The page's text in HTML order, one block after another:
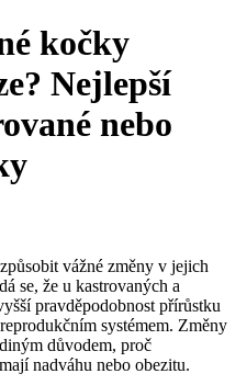
kočky
Nejlepší
nebo
vážné změny v jejich
se, že u kastrovaných a
pravděpodobnost přírůstku
systémem. Změny
důvodem, proč
nadváhu nebo obezitu.